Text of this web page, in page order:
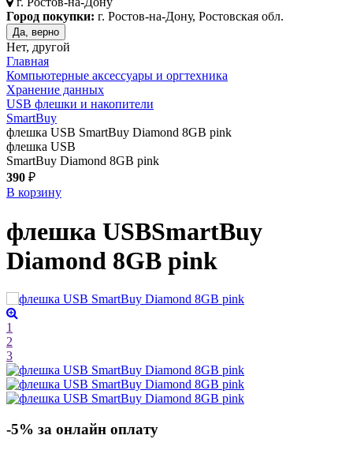
Город покупки: г. Ростов-на-Дону, Ростовская обл.
Да, верно
Нет, другой
Главная
Компьютерные аксессуары и оргтехника
Хранение данных
USB флешки и накопители
SmartBuy
флешка USB SmartBuy Diamond 8GB pink
флешка USB
SmartBuy Diamond 8GB pink
390 ₽
В корзину
флешка USBSmartBuy
Diamond 8GB pink
1
2
3
-5% за онлайн оплату